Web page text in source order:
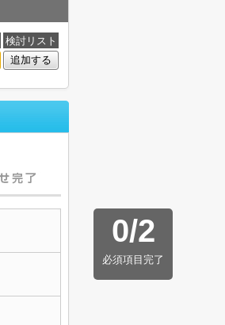
検討リスト
追加する
0/2
必須項目完了